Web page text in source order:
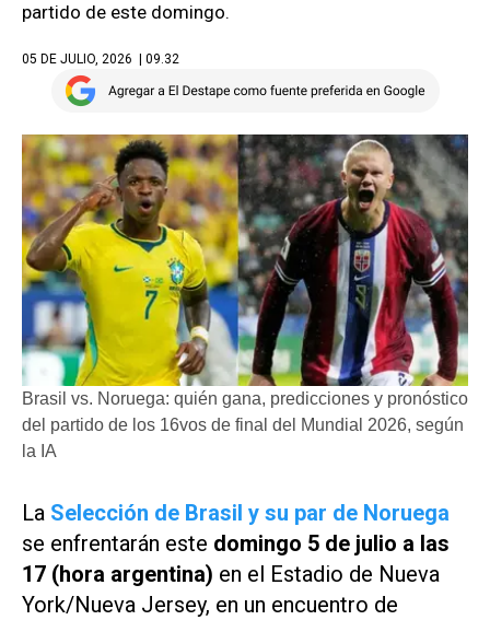
partido de este domingo.
05 DE JULIO, 2026 | 09.32
Brasil vs. Noruega: quién gana, predicciones y pronóstico
del partido de los 16vos de final del Mundial 2026, según
la IA
La Selección de Brasil y su par de Noruega
se enfrentarán este domingo 5 de julio a las
17 (hora argentina) en el Estadio de Nueva
York/Nueva Jersey, en un encuentro de